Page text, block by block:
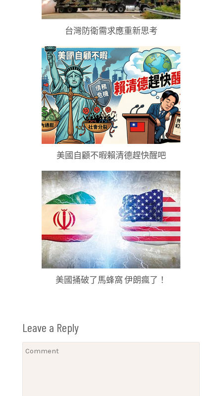
台灣防衛需求應重新思考
美國自顧不暇賴清德趕快醒吧
美國捅破了馬蜂窩 伊朗瘋了！
Leave a Reply